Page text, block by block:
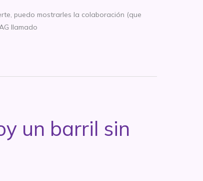
puedo mostrarles la colaboración (que
llamado
un barril sin